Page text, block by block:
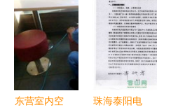
理领域的应
用——以徐
州成套设备
为例
知识竞赛圆
满落幕
东营室内空 珠海泰阳电